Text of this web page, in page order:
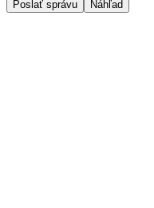
Poslať správu Náhľad